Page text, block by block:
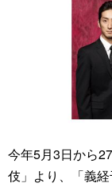
今年5月3日から
伎」より、「義